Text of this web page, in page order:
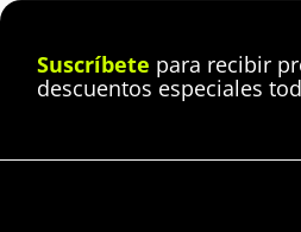
Suscríbete para recibir
descuentos especiales